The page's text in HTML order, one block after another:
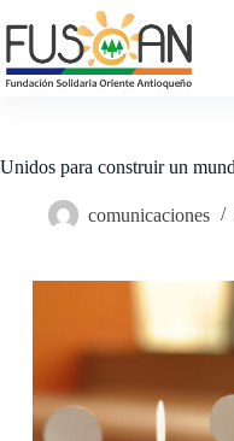
al
contenido
Unidos para construir un
comunicaciones